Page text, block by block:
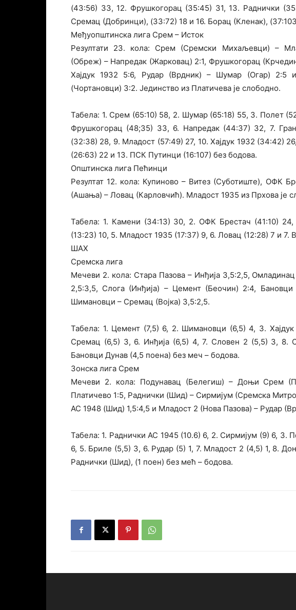
(43:56) 33, 12. Фрушкогорац (35:45) 31, 13. Раднички
Сремац (Добринци), (33:72) 18 и 16. Борац (Кленак),
Међуопштинска лига Срем – Исток
Резултати 23. кола: Срем (Сремски Михаљевци) –
(Обреж) – Напредак (Жарковац) 2:1, Фрушкогорац
Хајдук 1932 5:6, Рудар (Врдник) – Шумар (Огар)
(Чортановци) 3:2. Јединство из Платичева је слободно.
Табела: 1. Срем (65:10) 58, 2. Шумар (65:18) 55, 3. Полет
Фрушкогорац (48;35) 33, 6. Напредак (44:37) 32, 7.
(32:38) 28, 9. Младост (57:49) 27, 10. Хајдук 1932 (34:42)
(26:63) 22 и 13. ПСК Путинци (16:107) без бодова.
Општинска лига Пећинци
Резултат 12. кола: Купиново – Витез (Суботиште), ОФК
(Ашања) – Ловац (Карловчић). Младост 1935 из Прхова је
Табела: 1. Камени (34:13) 30, 2. ОФК Брестач (41:10)
(13:23) 10, 5. Младост 1935 (17:37) 9, 6. Ловац (12:28) 7 и 7.
ШАХ
Сремска лига
Мечеви 2. кола: Стара Пазова – Инђија 3,5:2,5,
2,5:3,5, Слога (Инђија) – Цемент (Беочин) 2:4,
Шимановци – Сремац (Војка) 3,5:2,5.
Табела: 1. Цемент (7,5) 6, 2. Шимановци (6,5) 4, 3.
Сремац (6,5) 3, 6. Инђија (6,5) 4, 7. Словен 2 (5,5) 3, 8.
Бановци Дунав (4,5 поена) без меч – бодова.
Зонска лига Срем
Мечеви 2. кола: Подунавац (Белегиш) – Доњи Срем
Платичево 1:5, Раднички (Шид) – Сирмијум (Сремска
АС 1948 (Шид) 1,5:4,5 и Младост 2 (Нова Пазова) – Рудар
Табела: 1. Раднички АС 1945 (10.6) 6, 2. Сирмијум (9) 6, 3.
6, 5. Бриле (5,5) 3, 6. Рудар (5) 1, 7. Младост 2 (4,5) 1, 8.
Раднички (Шид), (1 поен) без мећ – бодова.